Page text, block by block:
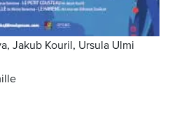
Jakub Kouril, Ursula Ulmi